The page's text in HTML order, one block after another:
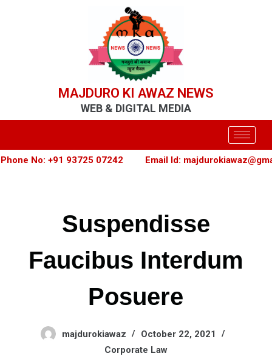
MAJDURO KI AWAZ NEWS
WEB & DIGITAL MEDIA
No: +91 93725 07242 Email Id:
Suspendisse
Faucibus Interdum
Posuere
majdurokiawaz
October 22, 2021
Corporate Law